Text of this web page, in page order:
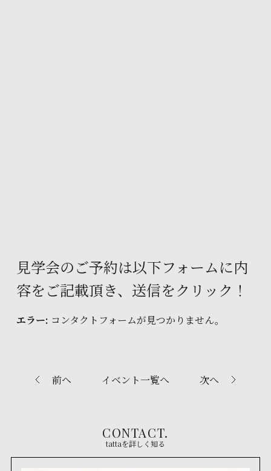
見学会のご予約は以下フォームに内
容をご記載頂き、送信をクリック！
エラー: コンタクトフォームが見つかりません。
前へ イベント一覧へ 次へ
CONTACT.
tattaを詳しく知る